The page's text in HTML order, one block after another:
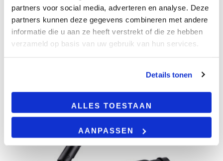
partners voor social media, adverteren en analyse. Deze
partners kunnen deze gegevens combineren met andere
informatie die u aan ze heeft verstrekt of die ze hebben
verzameld op basis van uw gebruik van hun services.
Details tonen
ALLES TOESTAAN
AANPASSEN